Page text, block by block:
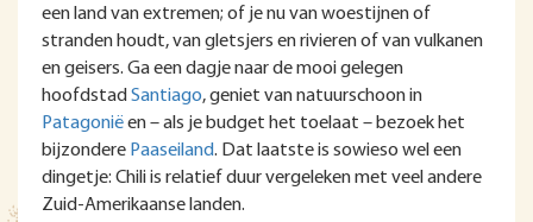
een land van extremen; of je nu van woestijnen of
stranden houdt, van gletsjers en rivieren of van vulkanen
en geisers. Ga een dagje naar de mooi gelegen
hoofdstad Santiago, geniet van natuurschoon in
Patagoniëen – als je budget het toelaat – bezoek het
bijzondere Paaseiland. Dat laatste is sowieso wel een
dingetje: Chili is relatief duur vergeleken met veel andere
Zuid-Amerikaanse landen.